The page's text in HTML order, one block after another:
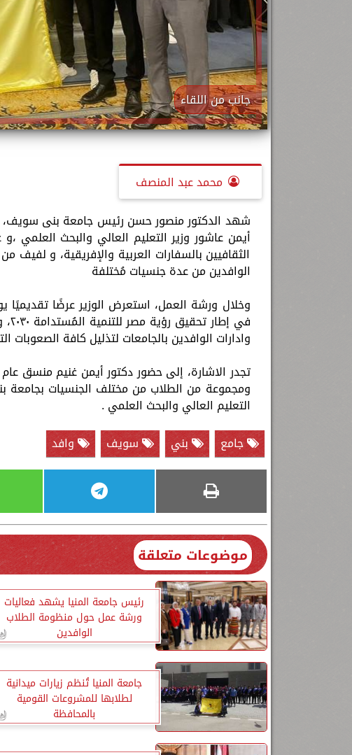
جانب من اللقاء
محمد عبد المنصف
شهد الدكتور منصور حسن رئيس جامعة بنى سويف،
أيمن عاشور وزير التعليم العالي والبحث العلمي
الثقافيين بالسفارات العربية والإفريقية، و لفيف
الوافدين من عدة جنسيات مُختلفة
وخلال ورشة العمل، استعرض الوزير عرضًا
وادارات الوافدين بالجامعات لتذليل كافة
تجدر الاشارة، إلى حضور دكتور أيمن غنيم منسق عام
ومجموعة من الطلاب من مختلف الجنسيات بجامعة
التعليم العالي والبحث العلمي .
جامع
بني سويف وافد
موضوعات متعلقة
رئيس جامعة المنيا يشهد فعاليات
ورشة عمل حول منظومة الطلاب
الوافدين
جامعة المنيا تُنظم زيارات ميدانية
لطلابها للمشروعات القومية
بالمحافظة